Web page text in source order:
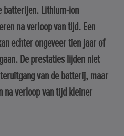
batterijen. Lithium-ion
na verloop van tijd. Een
echter ongeveer tien jaar of
De prestaties lijden niet
van de batterij, maar
na verloop van tijd kleiner